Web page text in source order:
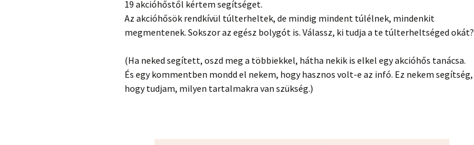
19 akcióhőstől kértem segítséget.
Az akcióhősök rendkívül túlterheltek, de mindig mindent túlélnek, mindenkit
megmentenek. Sokszor az egész bolygót is. Válassz, ki tudja a te túlterheltséged okát?
(Ha neked segített, oszd meg a többiekkel, hátha nekik is elkel egy akcióhős tanácsa.
És egy kommentben mondd el nekem, hogy hasznos volt-e az infó. Ez nekem segítség,
hogy tudjam, milyen tartalmakra van szükség.)